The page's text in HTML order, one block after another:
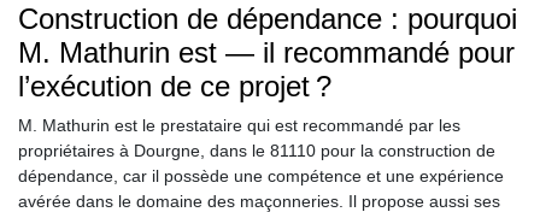
Construction de dépendance : pourquoi
M. Mathurin est — il recommandé pour
l’exécution de ce projet ?
M. Mathurin est le prestataire qui est recommandé par les
propriétaires à Dourgne, dans le 81110 pour la construction de
dépendance, car il possède une compétence et une expérience
avérée dans le domaine des maçonneries. Il propose aussi ses